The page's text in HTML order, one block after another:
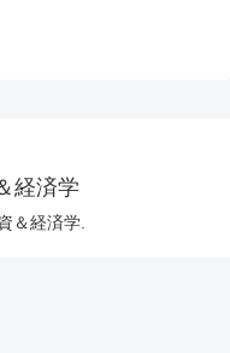
経済学
＆経済学.